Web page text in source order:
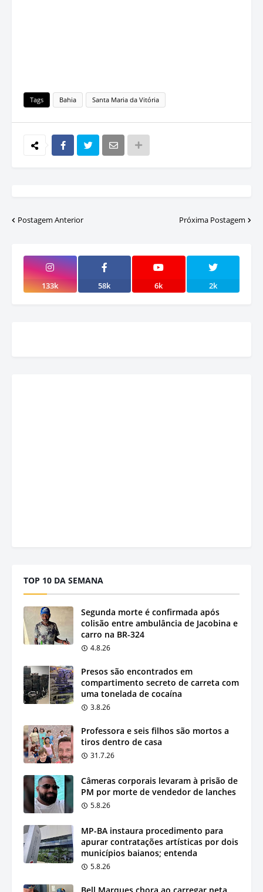
Tags Bahia Santa Maria da Vitória
Postagem Anterior Próxima Postagem
133k 58k 6k 2k
TOP 10 DA SEMANA
Segunda morte é confirmada após
colisão entre ambulância de Jacobina e
carro na BR-324
4.8.26
Presos são encontrados em
compartimento secreto de carreta com
uma tonelada de cocaína
3.8.26
Professora e seis filhos são mortos a
tiros dentro de casa
31.7.26
Câmeras corporais levaram à prisão de
PM por morte de vendedor de lanches
5.8.26
MP-BA instaura procedimento para
apurar contratações artísticas por dois
municípios baianos; entenda
5.8.26
Bell Marques chora ao carregar neta